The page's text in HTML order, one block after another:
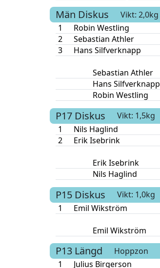
Män Diskus Vikt: 2,0kg
1
Robin Westling
2
Sebastian Athler
3
Hans Silfverknapp
Sebastian Athler
Hans Silfverknapp
Robin Westling
P17 Diskus Vikt: 1,5kg
1
Nils Haglind
2
Erik Isebrink
Erik Isebrink
Nils Haglind
P15 Diskus Vikt: 1,0kg
1
Emil Wikström
Emil Wikström
P13 Längd Hoppzon
1
Julius Birgerson